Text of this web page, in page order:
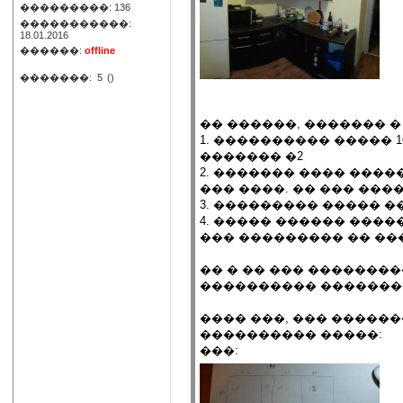
���������: 136
�����������:
18.01.2016
������: offline
�������: 5 ()
�� ������, �������
1. ���������� �����
������� �2
2. ������� ����
��� ����. �� ���
3. ��������� �����
4. ����� ������
��� ��������� ��
�� � �� ���
����������
���� ���, ���
���������� �����:
���: